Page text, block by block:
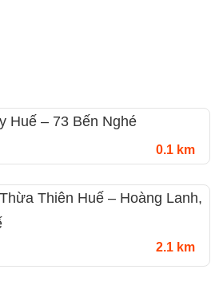
Huế – 73 Bến Nghé
0.1 km
Thiên Huế – Hoàng Lanh,
2.1 km